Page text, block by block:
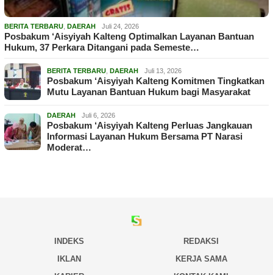
BERITA TERBARU DAERAH Juli 24, 2026
Posbakum ‘Aisyiyah Kalteng Optimalkan Layanan Bantuan
Hukum, 37 Perkara Ditangani pada Semeste…
BERITA TERBARU DAERAH Juli 13, 2026
Posbakum ‘Aisyiyah Kalteng Komitmen Tingkatkan
Mutu Layanan Bantuan Hukum bagi Masyarakat
DAERAH Juli 6, 2026
Posbakum ‘Aisyiyah Kalteng Perluas Jangkauan
Informasi Layanan Hukum Bersama PT Narasi
Moderat…
INDEKS
REDAKSI
IKLAN
KERJA SAMA